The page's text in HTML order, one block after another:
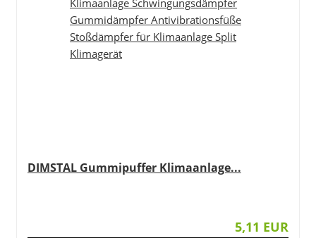
DIMSTAL Gummipuffer Klimaanlage...
5,11 EUR